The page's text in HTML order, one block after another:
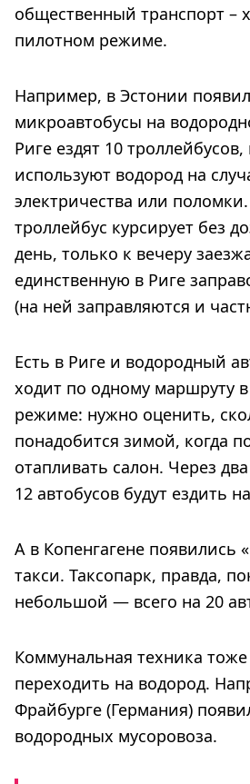
общественный транспорт –
пилотном режиме.
Например, в Эстонии
микроавтобусы на
Риге ездят 10
используют водород на
электричества или
троллейбус курсирует без
день, только к вечеру
единственную в Риге
(на ней заправляются и
Есть в Риге и водородный
ходит по одному маршруту
режиме: нужно оценить,
понадобится зимой, когда
отапливать салон. Через
12 автобусов будут ездить
А в Копенгагене появились
такси. Таксопарк, правда,
небольшой — всего на 20
Коммунальная техника
переходить на водород.
Фрайбурге (Германия)
водородных мусоровоза.